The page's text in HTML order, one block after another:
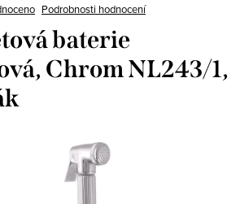
Podrobnosti hodnocení
baterie
Chrom NL243/1,